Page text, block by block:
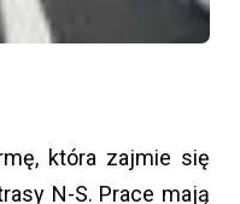
która zajmie się
N-S. Prace mają